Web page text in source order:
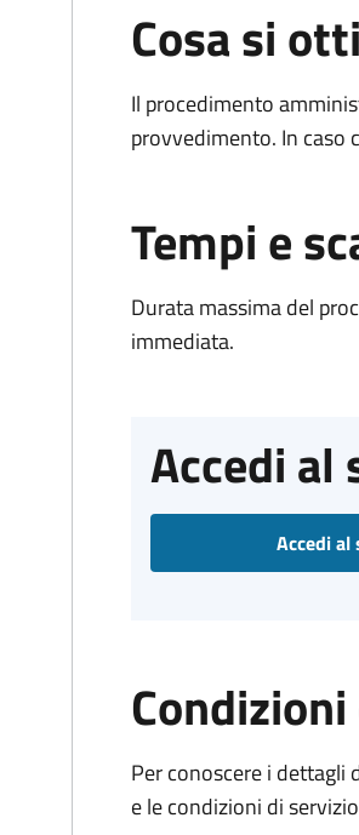
Cosa si
Il procedimento
provvedimento. In caso
Tempi e
Durata massima del
immediata.
Accedi al
Accedi al
Per conoscere i dettagli
e le condizioni di